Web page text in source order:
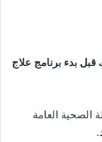
بدء برنامج علاج
الصحية العامة